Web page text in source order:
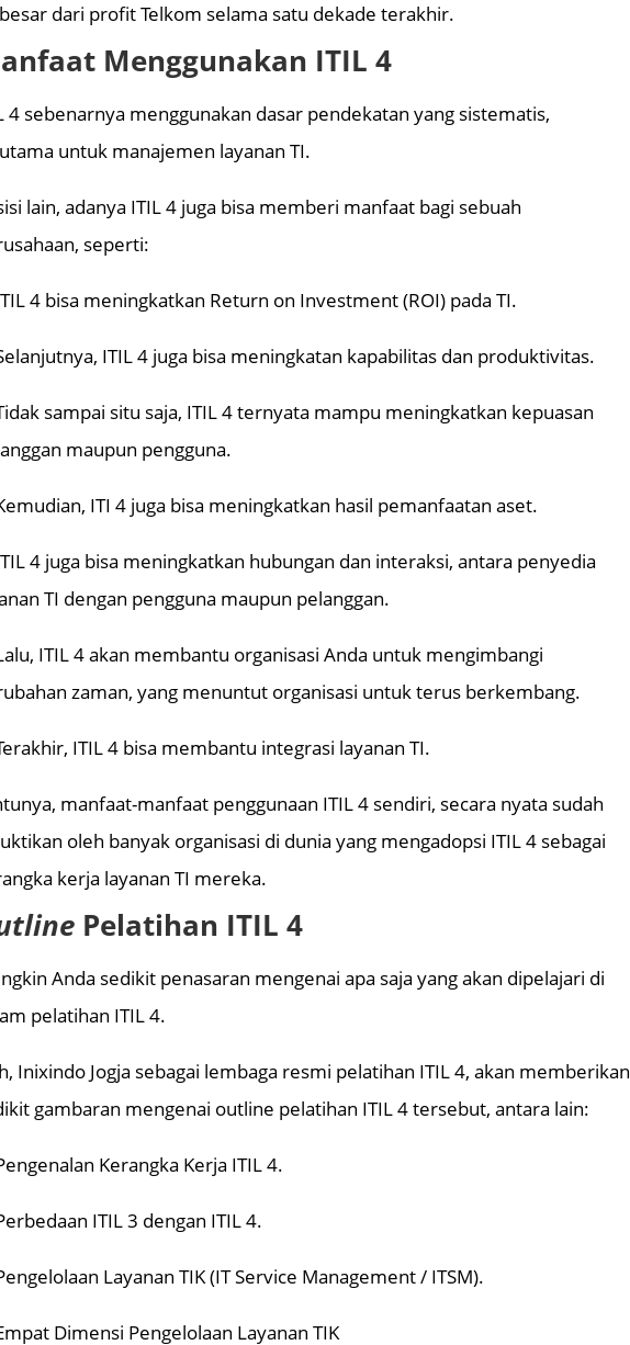
dari profit Telkom selama satu dekade terakhir.
Menggunakan ITIL 4
4 sebenarnya menggunakan dasar pendekatan yang sistematis,
untuk manajemen layanan TI.
lain, adanya ITIL 4 juga bisa memberi manfaat bagi sebuah
seperti:
4 bisa meningkatkan Return on Investment (ROI) pada TI.
ITIL 4 juga bisa meningkatan kapabilitas dan produktivitas.
sampai situ saja, ITIL 4 ternyata mampu meningkatkan kepuasan
maupun pengguna.
ITI 4 juga bisa meningkatkan hasil pemanfaatan aset.
4 juga bisa meningkatkan hubungan dan interaksi, antara penyedia
TI dengan pengguna maupun pelanggan.
ITIL 4 akan membantu organisasi Anda untuk mengimbangi
zaman, yang menuntut organisasi untuk terus berkembang.
ITIL 4 bisa membantu integrasi layanan TI.
manfaat-manfaat penggunaan ITIL 4 sendiri, secara nyata sudah
oleh banyak organisasi di dunia yang mengadopsi ITIL 4 sebagai
kerja layanan TI mereka.
Pelatihan ITIL 4
Anda sedikit penasaran mengenai apa saja yang akan dipelajari di
pelatihan ITIL 4.
Inixindo Jogja sebagai lembaga resmi pelatihan ITIL 4, akan memberikan
gambaran mengenai outline pelatihan ITIL 4 tersebut, antara lain:
Kerangka Kerja ITIL 4.
ITIL 3 dengan ITIL 4.
Layanan TIK (IT Service Management / ITSM).
Dimensi Pengelolaan Layanan TIK